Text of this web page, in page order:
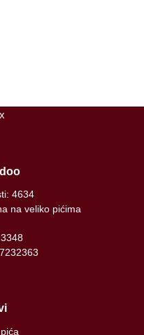
4634
na veliko pićima